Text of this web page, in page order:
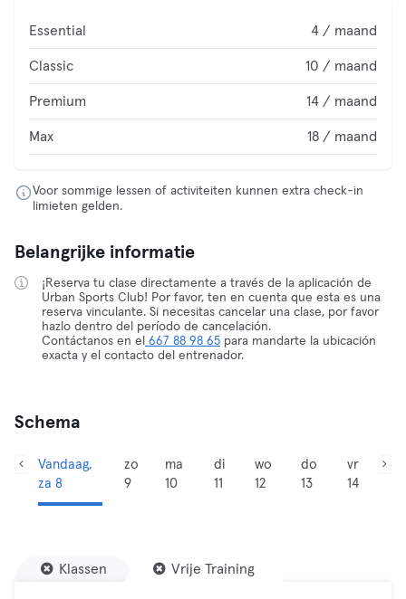
Essential 4 / maand
Classic 10 / maand
Premium 14 / maand
Max 18 / maand
Voor sommige lessen of activiteiten kunnen extra check-in
limieten gelden.
Belangrijke informatie
¡Reserva tu clase directamente a través de la aplicación de
Urban Sports Club! Por favor, ten en cuenta que esta es una
reserva vinculante. Si necesitas cancelar una clase, por favor
hazlo dentro del período de cancelación.
Contáctanos en el 667 88 98 65 para mandarte la ubicación
exacta y el contacto del entrenador.
Schema
Vandaag,
za 8
zo
9
ma
10
di
11
wo
12
do
13
vr
14
Klassen Vrije Training